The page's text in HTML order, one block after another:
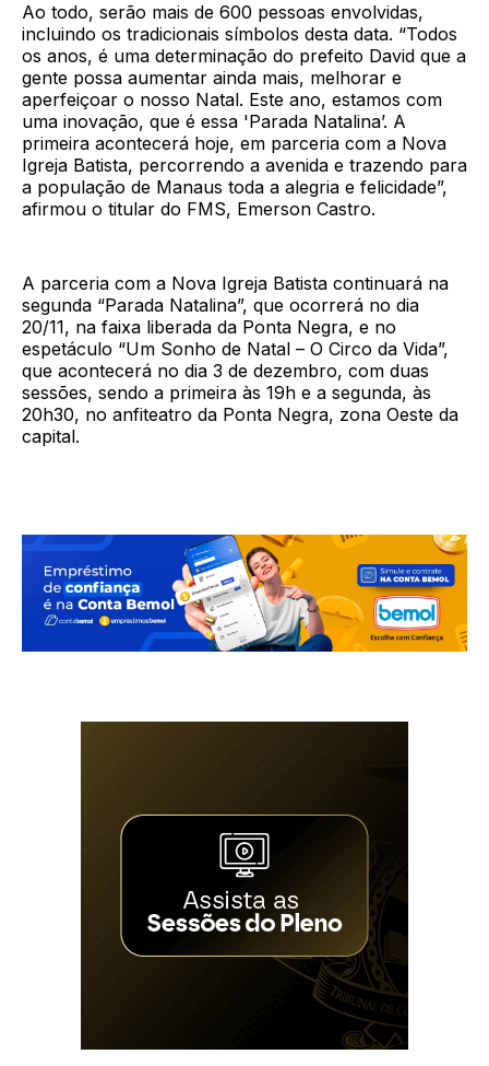
Ao todo, serão mais de 600 pessoas envolvidas,
incluindo os tradicionais símbolos desta data. “Todos
os anos, é uma determinação do prefeito David que a
gente possa aumentar ainda mais, melhorar e
aperfeiçoar o nosso Natal. Este ano, estamos com
uma inovação, que é essa 'Parada Natalina’. A
primeira acontecerá hoje, em parceria com a Nova
Igreja Batista, percorrendo a avenida e trazendo para
a população de Manaus toda a alegria e felicidade”,
afirmou o titular do FMS, Emerson Castro.
A parceria com a Nova Igreja Batista continuará na
segunda “Parada Natalina”, que ocorrerá no dia
20/11, na faixa liberada da Ponta Negra, e no
espetáculo “Um Sonho de Natal – O Circo da Vida”,
que acontecerá no dia 3 de dezembro, com duas
sessões, sendo a primeira às 19h e a segunda, às
20h30, no anfiteatro da Ponta Negra, zona Oeste da
capital.